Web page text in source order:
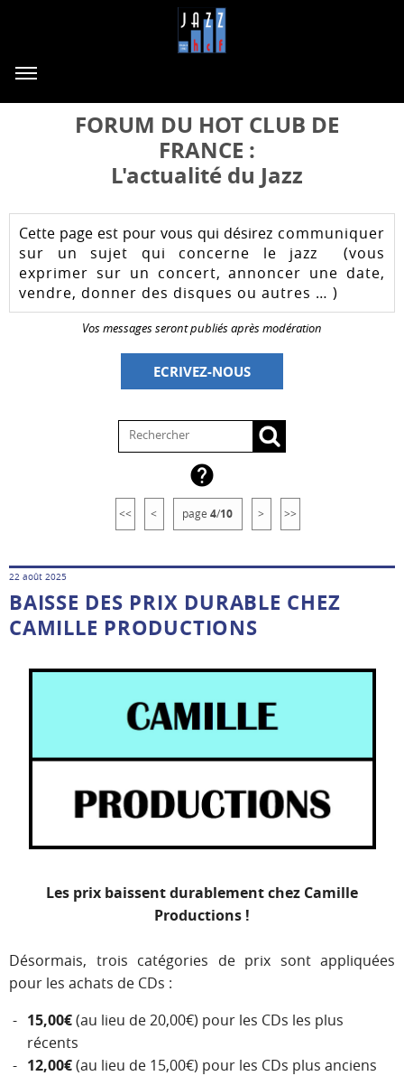
FORUM DU HOT CLUB DE
FRANCE :
L'actualité du Jazz
Cette page est pour vous qui désirez communiquer
sur un sujet qui concerne le jazz (vous
exprimer sur un concert, annoncer une date,
vendre, donner des disques ou autres … )
Vos messages seront publiés après modération
ECRIVEZ-NOUS
<< < page 4/10 > >>

22 août 2025
BAISSE DES PRIX DURABLE CHEZ
CAMILLE PRODUCTIONS
Les prix baissent durablement chez Camille
Productions !
Désormais, trois catégories de prix sont appliquées
pour les achats de CDs :
15,00€(au lieu de 20,00€) pour les CDs les plus
récents
12,00€(au lieu de 15,00€) pour les CDs plus anciens